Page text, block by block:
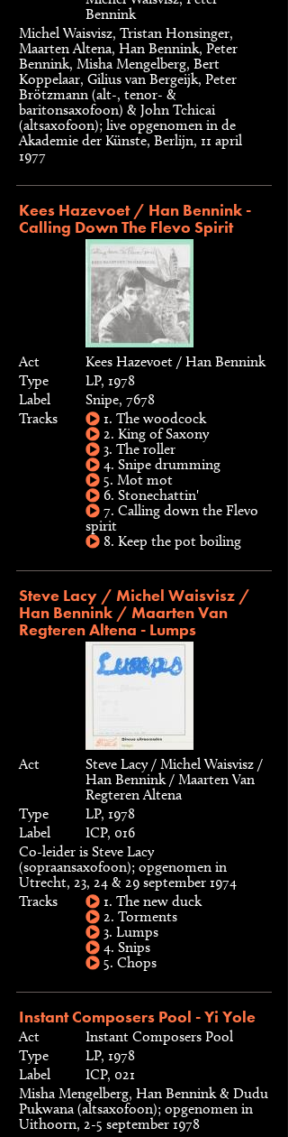
Bennink
Michel Waisvisz, Tristan Honsinger,
Maarten Altena, Han Bennink, Peter
Bennink, Misha Mengelberg, Bert
Koppelaar, Gilius van Bergeijk, Peter
Brötzmann (alt-, tenor- &
baritonsaxofoon) & John Tchicai
(altsaxofoon); live opgenomen in de
Akademie der Künste, Berlijn, 11 april
1977
Kees Hazevoet / Han Bennink -
Calling Down The Flevo Spirit
Act
Kees Hazevoet / Han Bennink
Type
LP, 1978
Label
Snipe, 7678
Tracks
1. The woodcock
2. King of Saxony
3. The roller
4. Snipe drumming
5. Mot mot
6. Stonechattin'
7. Calling down the Flevo
spirit
8. Keep the pot boiling
Steve Lacy / Michel Waisvisz /
Han Bennink / Maarten Van
Regteren Altena - Lumps
Act
Steve Lacy / Michel Waisvisz /
Han Bennink / Maarten Van
Regteren Altena
Type
LP, 1978
Label
ICP, 016
Co-leider is Steve Lacy
(sopraansaxofoon); opgenomen in
Utrecht, 23, 24 & 29 september 1974
Tracks
1. The new duck
2. Torments
3. Lumps
4. Snips
5. Chops
Instant Composers Pool - Yi Yole
Act
Instant Composers Pool
Type
LP, 1978
Label
ICP, 021
Misha Mengelberg, Han Bennink & Dudu
Pukwana (altsaxofoon); opgenomen in
Uithoorn, 2-5 september 1978